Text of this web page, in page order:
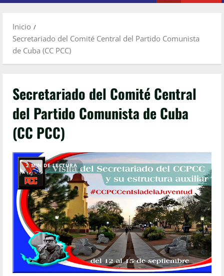
Inicio
Secretariado del Comité Central del Partido Comunista
de Cuba (CC PCC)
Secretariado del Comité Central
del Partido Comunista de Cuba
(CC PCC)
2 MIN DE LECTURA